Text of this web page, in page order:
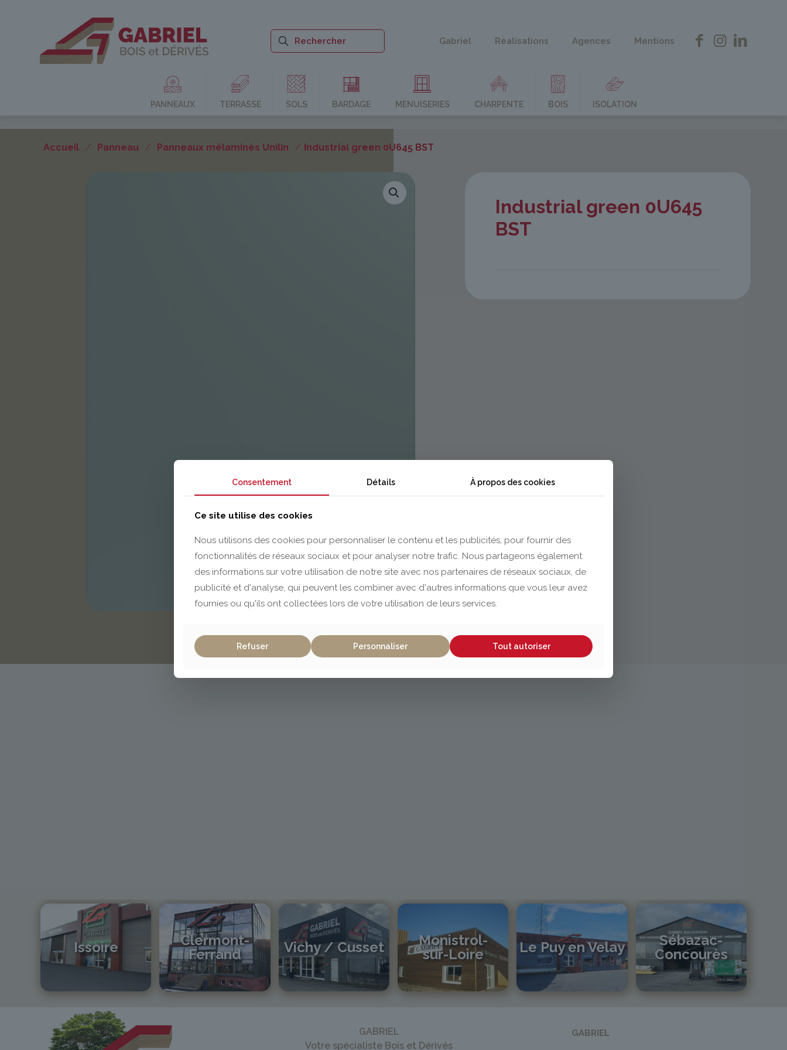
Gabriel Réalisations Agences Mentions
PANNEAUX TERRASSE SOLS BARDAGE MENUISERIES CHARPENTE BOIS ISOLATION
Accueil / Panneau / Panneaux mélaminés Unilin / Industrial green 0U645 BST
Industrial green 0U645
BST
Issoire
contact@gabriel-sa.fr
Clermont-
Ferrand
04 73 42 18 38
Vichy / Cusset
04 70 97 56 39
cusset@gabriel-sa.fr
Monistrol-
sur-Loire
04 71 61 01 86
Le Puy en Velay
04 71 01 13 30
lepuy@gabriel-sa.fr
Sébazac-
Concourès
GABRIEL
Votre spécialiste Bois et Dérivés
GABRIEL
Consentement Détails À propos des cookies
Ce site utilise des cookies
Nous utilisons des cookies pour personnaliser le contenu et les publicités, pour fournir des
fonctionnalités de réseaux sociaux et pour analyser notre trafic. Nous partageons également
des informations sur votre utilisation de notre site avec nos partenaires de réseaux sociaux, de
publicité et d'analyse, qui peuvent les combiner avec d'autres informations que vous leur avez
fournies ou qu'ils ont collectées lors de votre utilisation de leurs services.
Refuser Personnaliser Tout autoriser